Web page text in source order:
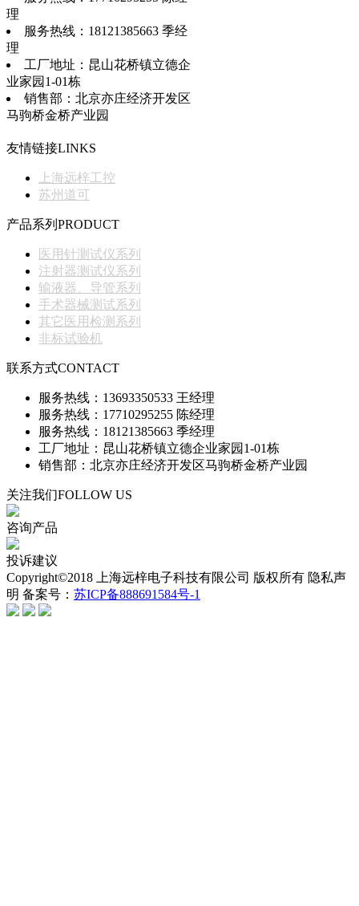
理
服务热线：18121385663 季经
理
工厂地址：昆山花桥镇立德企
业家园1-01栋
销售部：北京亦庄经济开发区
马驹桥金桥产业园
友情链接LINKS
上海远梓工控
苏州道可
产品系列 PRODUCT
医用针测试仪系列
注射器测试仪系列
输液器、导管系列
手术器械测试系列
其它医用检测系列
非标试验机
联系方式CONTACT
服务热线：13693350533 王经理
服务热线：17710295255 陈经理
服务热线：18121385663 季经理
工厂地址：昆山花桥镇立德企业家园1-01栋
销售部：北京亦庄经济开发区马驹桥金桥产业园
关注我们FOLLOW US
咨询产品
投诉建议
Copyright©2018 上海远梓电子科技有限公司 版权所有 隐私声
明 备案号： 苏ICP备888691584号-1